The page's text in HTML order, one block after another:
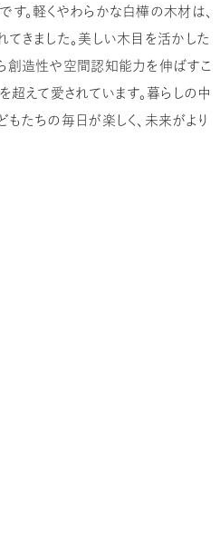
。軽くやわらかな白樺の木材は、
きました。美しい木目を活かした
創造性や空間認知能力を伸ばすこ
超えて愛されています。暮らしの中
たちの毎日が楽しく、未来がより